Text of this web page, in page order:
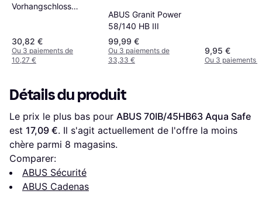
Vorhangschloss
30,82 €
Ou 3 paiements de
10,27 €
ABUS Granit Power
58/140 HB III
99,99 €
Ou 3 paiements de
33,33 €
9,95 €
Ou 3 paiements
Détails du produit
Le prix le plus bas pour ABUS 70IB/45HB63 Aqua Safe
est 17,09 €. Il s'agit actuellement de l'offre la moins
chère parmi 8 magasins.
Comparer:
ABUS Sécurité
ABUS Cadenas